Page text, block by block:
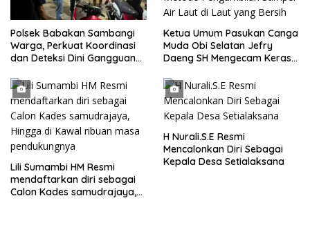
Polsek Babakan Sambangi
Warga, Perkuat Koordinasi
dan Deteksi Dini Gangguan
Ketua Umum Pasukan Canga
Muda Obi Selatan Jefry
Daeng SH Mengecam Keras
Air Laut di Laut yang Bersih
Lili Sumambi HM Resmi
mendaftarkan diri sebagai
Calon Kades samudrajaya,
H Nurali.S.E Resmi
Mencalonkan Diri Sebagai
Kepala Desa Setialaksana